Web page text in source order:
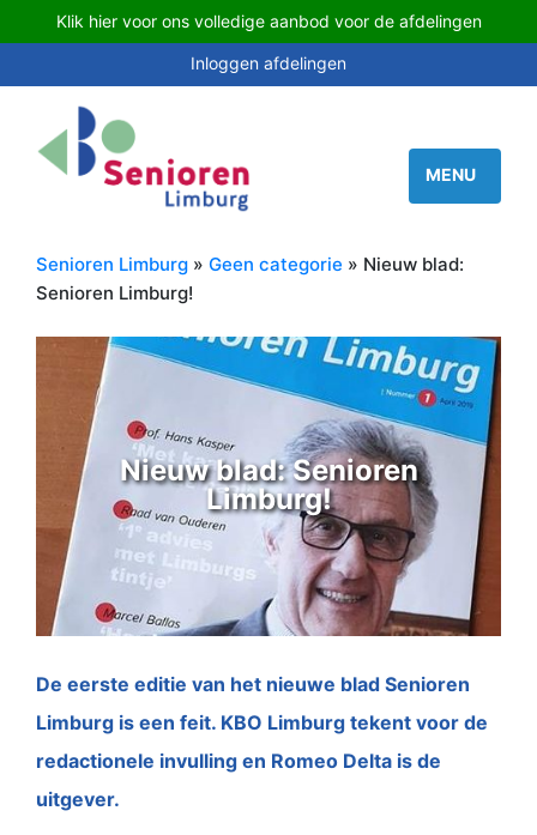
Klik hier voor ons volledige aanbod voor de afdelingen
Inloggen afdelingen
Senioren Limburg » Geen categorie » Nieuw blad:
Senioren Limburg!
Nieuw blad: Senioren
Limburg!
De eerste editie van het nieuwe blad Senioren
Limburg is een feit. KBO Limburg tekent voor de
redactionele invulling en Romeo Delta is de
uitgever.